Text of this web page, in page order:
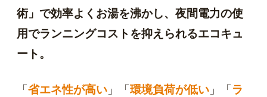
術」で効率よくお湯を沸かし、夜間電力の使
用でランニングコストを抑えられるエコキュ
ート。
「 省エネ性が高い」「 環境負荷が低い」「 ラ